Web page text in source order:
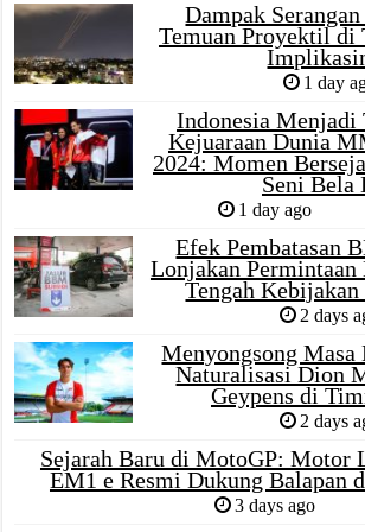
Dampak
Temuan Proyektil di
1 day
Indonesia Menjadi
Kejuaraan Dunia
2024: Momen
Seni Bela
1 day ago
Efek Pembatasan
Lonjakan
Tengah
2 days
Menyongsong Masa
Naturalisasi Dion
Geypens di
2 days
Sejarah Baru di MotoGP: Motor
EM1 e Resmi Dukung Balapan
3 days ago